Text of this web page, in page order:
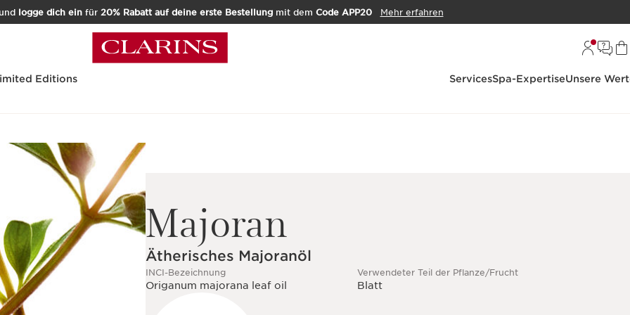
logge dich einfür 20% Rabatt auf deine erste Bestellungmit dem Code APP20 Mehr erfahren
Editions ServicesSpa-ExpertiseUnsere
Majoran
Ätherisches Majoranöl
INCI-Bezeichnung
Origanum majorana leaf oil
Verwendeter Teil der Pflanze/Frucht
Blatt